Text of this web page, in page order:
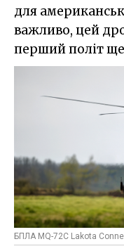
для
важливо, цей
перший політ ще
БПЛА MQ-72C Lakota